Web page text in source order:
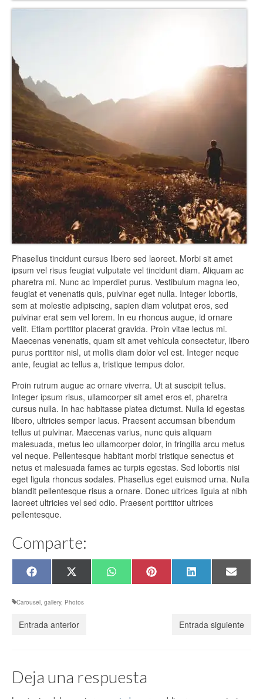
Phasellus tincidunt cursus libero sed laoreet. Morbi sit amet
ipsum vel risus feugiat vulputate vel tincidunt diam. Aliquam ac
pharetra mi. Nunc ac imperdiet purus. Vestibulum magna leo,
feugiat et venenatis quis, pulvinar eget nulla. Integer lobortis,
sem at molestie adipiscing, sapien diam volutpat eros, sed
pulvinar erat sem vel lorem. In eu rhoncus augue, id ornare
velit. Etiam porttitor placerat gravida. Proin vitae lectus mi.
Maecenas venenatis, quam sit amet vehicula consectetur, libero
purus porttitor nisl, ut mollis diam dolor vel est. Integer neque
ante, feugiat ac tellus a, tristique tempus dolor.
Proin rutrum augue ac ornare viverra. Ut at suscipit tellus.
Integer ipsum risus, ullamcorper sit amet eros et, pharetra
cursus nulla. In hac habitasse platea dictumst. Nulla id egestas
libero, ultricies semper lacus. Praesent accumsan bibendum
tellus ut pulvinar. Maecenas varius, nunc quis aliquam
malesuada, metus leo ullamcorper dolor, in fringilla arcu metus
vel neque. Pellentesque habitant morbi tristique senectus et
netus et malesuada fames ac turpis egestas. Sed lobortis nisi
eget ligula rhoncus sodales. Phasellus eget euismod urna. Nulla
blandit pellentesque risus a ornare. Donec ultrices ligula at nibh
laoreet ultricies vel sed odio. Praesent porttitor ultrices
pellentesque.
Comparte:
Share
Facebook Share
X
(Twitter)
Share
WhatsApp Share
Pinterest Share
LinkedIn Share
Email
Carousel, gallery, Photos
Entrada anterior Entrada siguiente
Deja una respuesta